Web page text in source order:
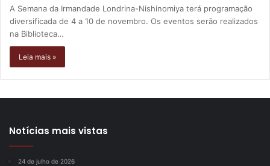
A Semana da Irmandade Londrina-Nishinomiya terá programação
diversificada de 4 a 10 de novembro. Os eventos serão realizados
na Biblioteca…
Leia mais »
Notícias mais vistas
24 de julho de 2026